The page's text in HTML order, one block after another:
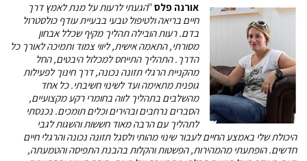
אורנה פלס "הגעתי לרעות על מנת לאמץ דרך
חיים בריאה ולטיפול טבעי בבעיית עודף כולסטרול
בדם. רעות הובילה תהליך מקיף שכלל אבחון
מסורתי, התאמה אישית, ליווי צמוד ותמיכה לאורך כל
הדרך. התהליך התייחס למכלול היבטים, החל
מהקניית הרגלי תזונה נכונה, דרך חינוך לפעילות
גופנית מתאימה ועד לשינוי חשיבתי. כל אחד
מהשלבים בתהליך לווה בחומרי רקע מקצועיים,
הסברים נרחבים ובהירים וכלים תומכים. נכנסתי
לתהליך עם הרבה מאוד חששות והשגות לגבי
היכולת שלי באמצע החיים לעבור שינוי מהותי ולסגל תזונה נכונה והרגלי חיים
חדשים. הופתעתי מהמהירות, הפשטות והקלות בהבנת התפיסה והטמעתה,